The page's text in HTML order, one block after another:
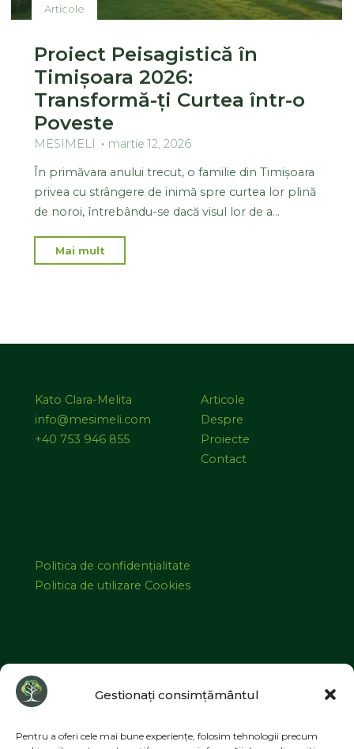
Gestionați consimțământul
Pentru a oferi cele mai bune experiențe, folosim tehnologii precum
Articole
Proiect Peisagistică în
Timișoara 2026:
Transformă-ți Curtea într-o
Poveste
MESIMELI
martie 12, 2026
În primăvara anului trecut, o familie din Timișoara
privea cu strângere de inimă spre curtea lor plină
de noroi, întrebându-se dacă visul lor de a…
Mai mult
Kato Clara-Melita
info@mesimeli.com
+40 753 946 855
Articole
Despre
Proiecte
Contact
Politica de confidențialitate
Politica de utilizare Cookies
©2026 MESIMELI | Designed by ZIZONO